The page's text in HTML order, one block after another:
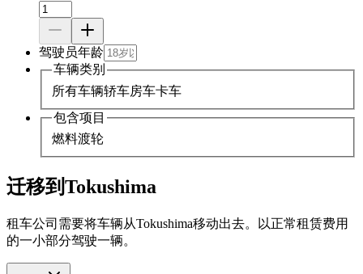
驾驶员年龄
车辆类别
所有车辆轿车房车卡车
包含项目
燃料渡轮
迁移到Tokushima
租车公司需要将车辆从Tokushima移动出去。以正常租赁费用
的一小部分驾驶一辆。